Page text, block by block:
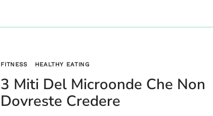
FITNESS HEALTHY EATING
3 Miti Del Microonde Che Non
Dovreste Credere